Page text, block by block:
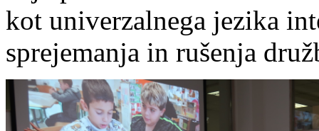
kot univerzalnega jezika
sprejemanja in rušenja